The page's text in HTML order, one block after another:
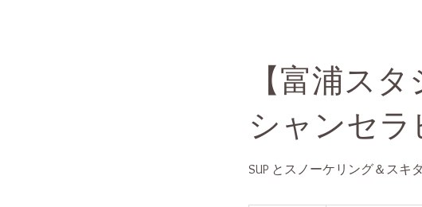
【富浦ス
シャンセラ
SUP とスノーケリング＆スキ